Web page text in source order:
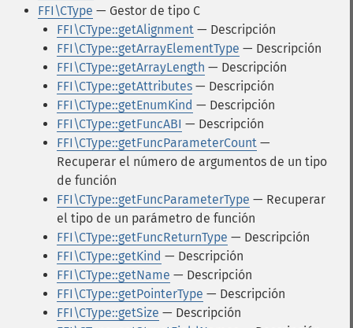
FFI\CType — Gestor de tipo C
FFI\CType::getAlignment — Descripción
FFI\CType::getArrayElementType — Descripción
FFI\CType::getArrayLength — Descripción
FFI\CType::getAttributes — Descripción
FFI\CType::getEnumKind — Descripción
FFI\CType::getFuncABI — Descripción
FFI\CType::getFuncParameterCount —
Recuperar el número de argumentos de un tipo
de función
FFI\CType::getFuncParameterType — Recuperar
el tipo de un parámetro de función
FFI\CType::getFuncReturnType — Descripción
FFI\CType::getKind — Descripción
FFI\CType::getName — Descripción
FFI\CType::getPointerType — Descripción
FFI\CType::getSize — Descripción